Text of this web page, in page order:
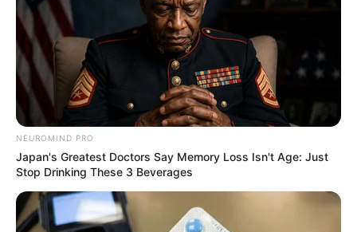
NEUROMIND PRO
Japan's Greatest Doctors Say Memory Loss Isn't Age: Just
Stop Drinking These 3 Beverages